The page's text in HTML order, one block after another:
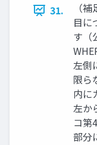
31.
（
目に
す（
左側
限ら
内に
左か
コ第
部分